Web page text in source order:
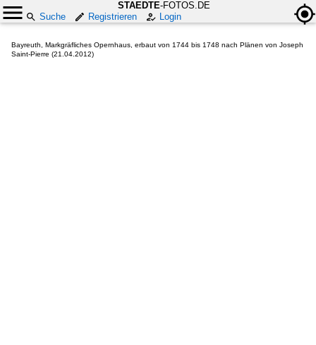
STAEDTE-FOTOS.DE
Suche
Registrieren Login
Bayreuth, Markgräfliches Opernhaus, erbaut von 1744 bis 1748 nach Plänen von Joseph
Saint-Pierre (21.04.2012)